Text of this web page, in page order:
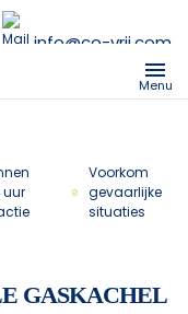
info@co-vrij.com
Menu
uur
Voorkom
gevaarlijke
situaties
GASKACHEL